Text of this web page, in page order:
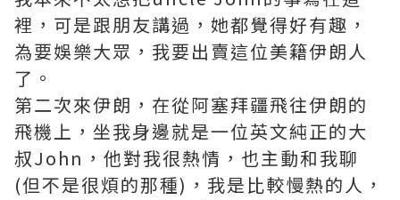
裡，可是跟朋友講過，她都覺得好有趣，
為要娛樂大眾，我要出賣這位美籍伊朗人
了。
第二次來伊朗，在從阿塞拜疆飛往伊朗的
飛機上，坐我身邊就是一位英文純正的大
叔John，他對我很熱情，也主動和我聊
(但不是很煩的那種)，我是比較慢熱的人，